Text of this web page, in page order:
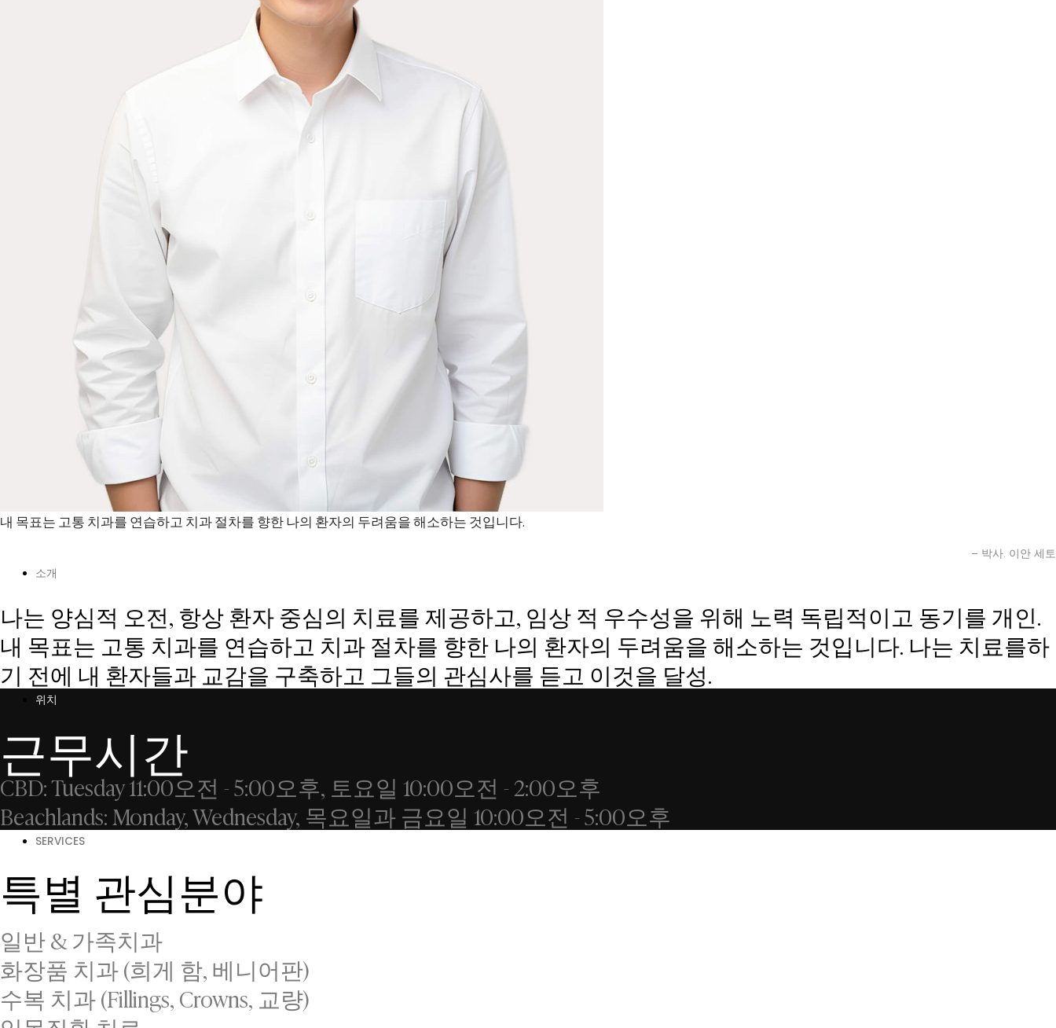
내 목표는 고통 치과를 연습하고 치과 절차를 향한 나의 환자의 두려움을 해소하는 것입니다.
– 박사. 이안 세토
소개
나는 양심적 오전, 항상 환자 중심의 치료를 제공하고, 임상 적 우수성을 위해 노력 독립적이고 동기를 개인.
내 목표는 고통 치과를 연습하고 치과 절차를 향한 나의 환자의 두려움을 해소하는 것입니다. 나는 치료를하
기 전에 내 환자들과 교감을 구축하고 그들의 관심사를 듣고 이것을 달성.
위치
근무시간
CBD: Tuesday 11:00오전 - 5:00오후, 토요일 10:00오전 - 2:00오후
Beachlands: Monday, Wednesday, 목요일과 금요일 10:00오전 - 5:00오후
SERVICES
특별 관심분야
일반 & 가족치과
화장품 치과 (희게 함, 베니어판)
수복 치과 (Fillings, Crowns, 교량)